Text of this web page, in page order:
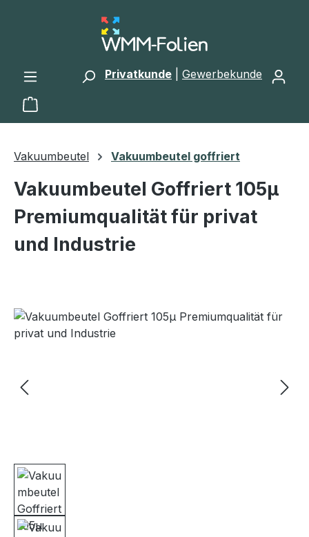
Zum Hauptinhalt springen
Privatkunde Gewerbekunde
Warenkorb enthält 0 Positionen. Der
Vakuumbeutel Vakuumbeutel goffriert
Vakuumbeutel Goffriert 105µ
Premiumqualität für privat
und Industrie
Bildergalerie überspringen